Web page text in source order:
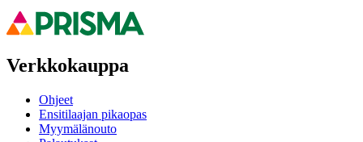
Verkkokauppa
Ohjeet
Ensitilaajan pikaopas
Myymälänouto